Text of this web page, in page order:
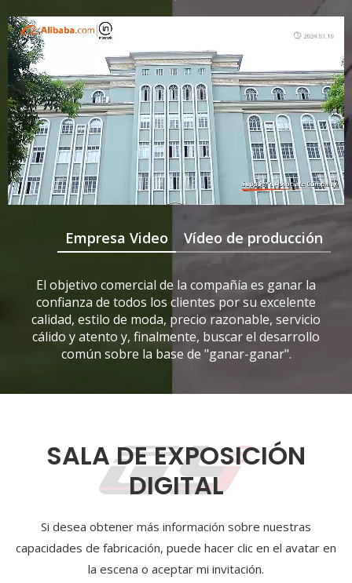
Empresa Video Vídeo de producción
El objetivo comercial de la compañía es ganar la
confianza de todos los clientes por su excelente
calidad, estilo de moda, precio razonable, servicio
cálido y atento y, finalmente, buscar el desarrollo
común sobre la base de "ganar-ganar".
SALA DE EXPOSICIÓN
DIGITAL
Si desea obtener más información sobre nuestras
capacidades de fabricación, puede hacer clic en el avatar en
la escena o aceptar mi invitación.